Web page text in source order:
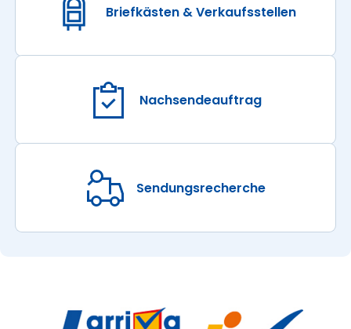
Briefkästen & Verkaufsstellen
Nachsendeauftrag
Sendungsrecherche